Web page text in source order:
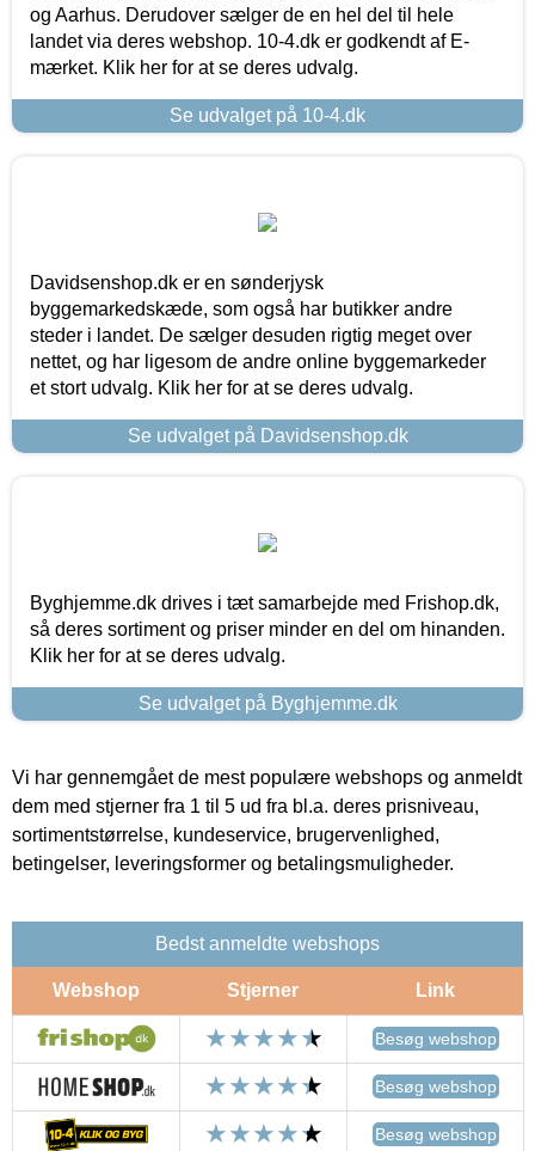
og Aarhus. Derudover sælger de en hel del til hele
landet via deres webshop. 10-4.dk er godkendt af E-
mærket. Klik her for at se deres udvalg.
Se udvalget på 10-4.dk
Davidsenshop.dk er en sønderjysk
byggemarkedskæde, som også har butikker andre
steder i landet. De sælger desuden rigtig meget over
nettet, og har ligesom de andre online byggemarkeder
et stort udvalg. Klik her for at se deres udvalg.
Se udvalget på Davidsenshop.dk
Byghjemme.dk drives i tæt samarbejde med Frishop.dk,
så deres sortiment og priser minder en del om hinanden.
Klik her for at se deres udvalg.
Se udvalget på Byghjemme.dk
Vi har gennemgået de mest populære webshops og anmeldt
dem med stjerner fra 1 til 5 ud fra bl.a. deres prisniveau,
sortimentstørrelse, kundeservice, brugervenlighed,
betingelser, leveringsformer og betalingsmuligheder.
Bedst anmeldte webshops
Webshop Stjerner Link
Besøg webshop
Besøg webshop
Besøg webshop